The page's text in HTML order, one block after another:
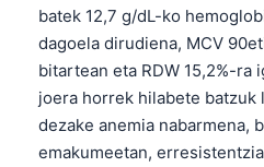
batek 12,7 g/dL-ko
dagoela dirudiena, MCV
bitartean eta RDW 15,2%-ra
joera horrek hilabete batzuk
dezake anemia nabarmena,
emakumeetan,